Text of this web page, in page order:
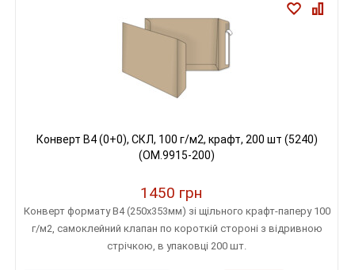
Конверт B4 (0+0), СКЛ, 100 г/м2, крафт, 200 шт (5240)
(OM.9915-200)
1450 грн
Конверт формату В4 (250х353мм) зі щільного крафт-паперу 100
г/м2, самоклейний клапан по короткій стороні з відривною
стрічкою, в упаковці 200 шт.